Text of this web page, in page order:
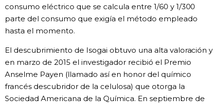
consumo eléctrico que se calcula entre 1/60 y 1/300
parte del consumo que exigía el método empleado
hasta el momento.
El descubrimiento de Isogai obtuvo una alta valoración y
en marzo de 2015 el investigador recibió el Premio
Anselme Payen (llamado así en honor del químico
francés descubridor de la celulosa) que otorga la
Sociedad Americana de la Química. En septiembre de